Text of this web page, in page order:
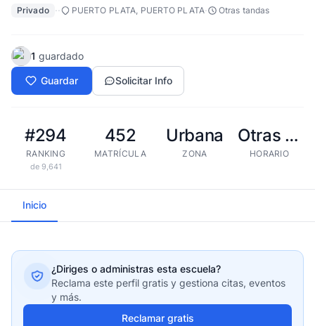
Privado
·· PUERTO PLATA, PUERTO PLATA· Otras tandas
1 guardado
Guardar Solicitar Info
#294
RANKING
de 9,641
452
MATRÍCULA
Urbana
ZONA
Otras tandas
HORARIO
Inicio
¿Diriges o administras esta escuela?
Reclama este perfil gratis y gestiona citas, eventos
y más.
Reclamar gratis